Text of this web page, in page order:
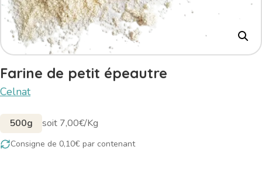
Farine de petit épeautre
Celnat
500g soit 7,00€/Kg
Consigne de 0,10€ par contenant